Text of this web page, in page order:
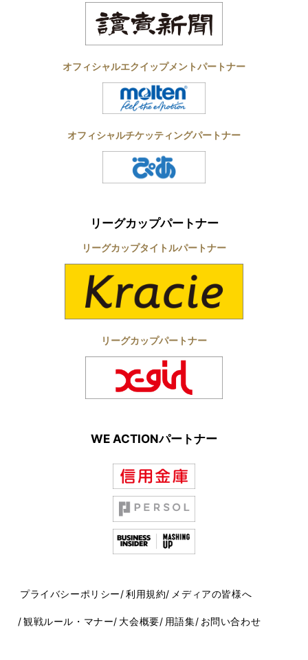
オフィシャルエクイップメントパートナー
オフィシャルチケッティングパートナー
リーグカップパートナー
リーグカップタイトルパートナー
リーグカップパートナー
WE ACTIONパートナー
プライバシーポリシー 利用規約 メディアの皆様へ
観戦ルール・マナー 大会概要 用語集 お問い合わせ